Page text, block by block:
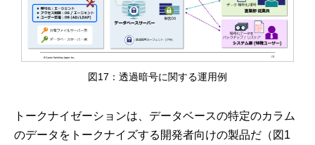
図17：透過暗号に関する運用例
トークナイゼーションは、データベースの特定のカラム
のデータをトークナイズする開発者向けの製品だ（図1